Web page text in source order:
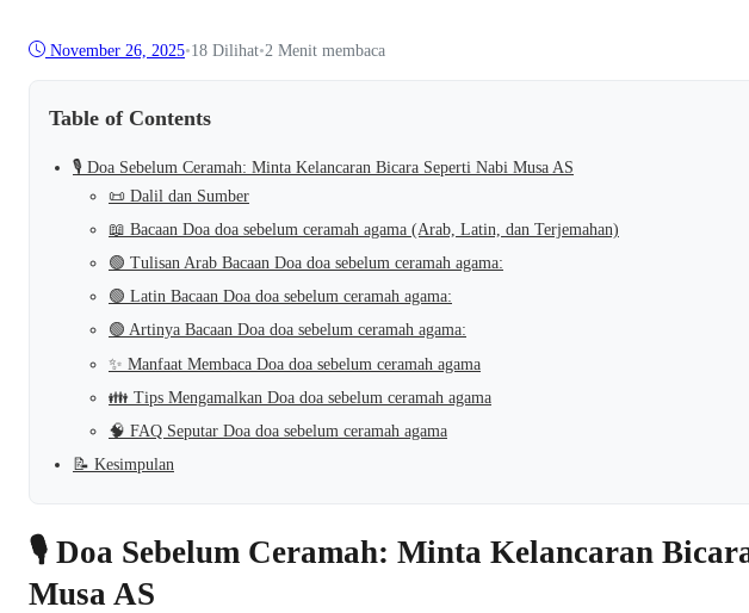
November 26, 2025•18 Dilihat•2 Menit membaca
Table of Contents
🎙️ Doa Sebelum Ceramah: Minta Kelancaran Bicara Seperti Nabi Musa AS
📜 Dalil dan Sumber
📖 Bacaan Doa doa sebelum ceramah agama (Arab, Latin, dan Terjemahan)
🟢 Tulisan Arab Bacaan Doa doa sebelum ceramah agama:
🟢 Latin Bacaan Doa doa sebelum ceramah agama:
🟢 Artinya Bacaan Doa doa sebelum ceramah agama:
✨ Manfaat Membaca Doa doa sebelum ceramah agama
👪 Tips Mengamalkan Doa doa sebelum ceramah agama
🧠 FAQ Seputar Doa doa sebelum ceramah agama
📝 Kesimpulan
🎙️ Doa Sebelum Ceramah: Minta Kelancaran
Musa AS